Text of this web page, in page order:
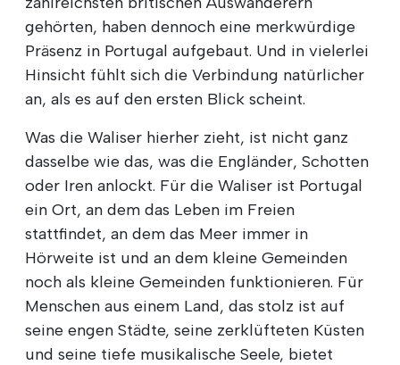
gehörten, haben dennoch eine merkwürdige
Präsenz in Portugal aufgebaut. Und in vielerlei
Hinsicht fühlt sich die Verbindung natürlicher
an, als es auf den ersten Blick scheint.
Was die Waliser hierher zieht, ist nicht ganz
dasselbe wie das, was die Engländer, Schotten
oder Iren anlockt. Für die Waliser ist Portugal
ein Ort, an dem das Leben im Freien
stattfindet, an dem das Meer immer in
Hörweite ist und an dem kleine Gemeinden
noch als kleine Gemeinden funktionieren. Für
Menschen aus einem Land, das stolz ist auf
seine engen Städte, seine zerklüfteten Küsten
und seine tiefe musikalische Seele, bietet